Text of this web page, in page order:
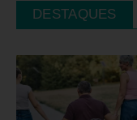
DESTAQUES